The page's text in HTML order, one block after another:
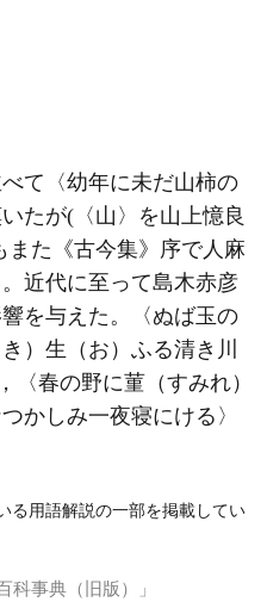
て〈幼年に未だ山柿の
たが(〈山〉を山上憶良
また《古今集》序で人麻
近代に至って島木赤彦
を与えた。〈ぬば玉の
）生（お）ふる清き川
〈春の野に菫（すみれ）
かしみ一夜寝にける〉
る用語解説の一部を掲載してい
科事典（旧版）」